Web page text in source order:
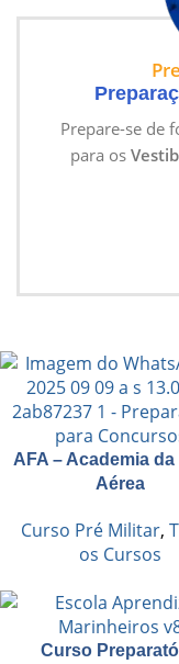
Prepare-se de
para os
AFA – Academia
Aérea
Curso Pré Militar,
os Cursos
Curso